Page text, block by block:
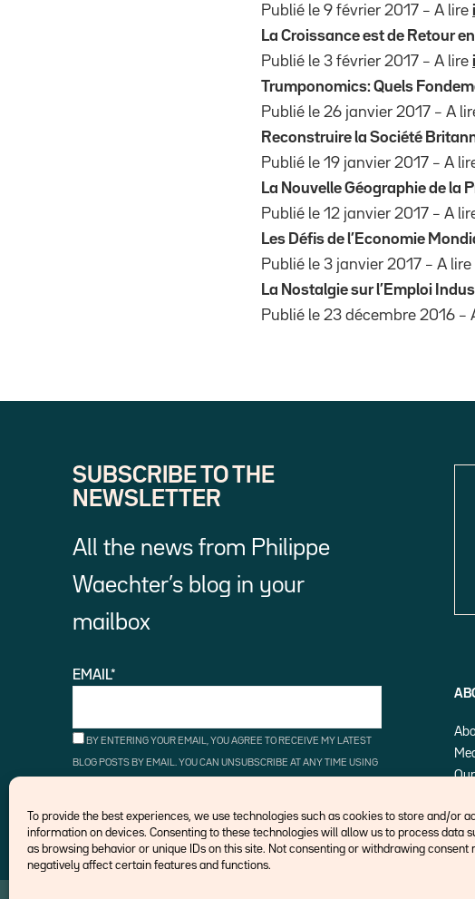
To provide the best experiences, we use technologies such as cookies to store and/or
information on devices. Consenting to these technologies will allow us to process data
as browsing behavior or unique IDs on this site. Not consenting or withdrawing consent
negatively affect certain features and functions.
Publié le 9 février 2017 – A lire
La Croissance est de Retour
Publié le 3 février 2017 – A lire
Trumponomics: Quels
Publié le 26 janvier 2017 – A
Reconstruire la Société
Publié le 19 janvier 2017 – A
La Nouvelle Géographie de la
Publié le 12 janvier 2017 – A
Les Défis de l’Economie
Publié le 3 janvier 2017 – A lire
La Nostalgie sur l’Emploi
Publié le 23 décembre 2016 –
SUBSCRIBE TO THE
NEWSLETTER
All the news from Philippe
Waechter’s blog in your
mailbox
EMAIL*
BY ENTERING YOUR EMAIL, YOU AGREE TO RECEIVE MY LATEST
BLOG POSTS BY EMAIL. YOU CAN UNSUBSCRIBE AT ANY TIME USING